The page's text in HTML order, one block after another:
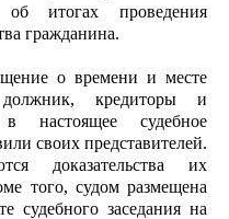
об итогах проведения
гражданина.
о времени и месте
должник, кредиторы и
настоящее судебное
своих представителей.
доказательства их
того, судом размещена
судебного заседания на